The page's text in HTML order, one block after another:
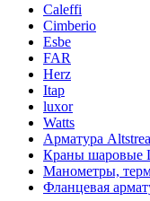
Caleffi
Cimberio
Esbe
FAR
Herz
Itap
luxor
Watts
Арматура
Краны шаровые
Манометры,
Фланцевая